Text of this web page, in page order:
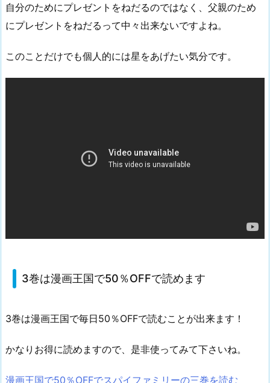
自分のためにプレゼントをねだるのではなく、父親のため
にプレゼントをねだるって中々出来ないですよね。
このことだけでも個人的には星をあげたい気分です。
3巻は漫画王国で50％OFFで読めます
3巻は漫画王国で毎日50％OFFで読むことが出来ます！
かなりお得に読めますので、是非使ってみて下さいね。
漫画王国で50％OFFでスパイファミリーの三巻を読む